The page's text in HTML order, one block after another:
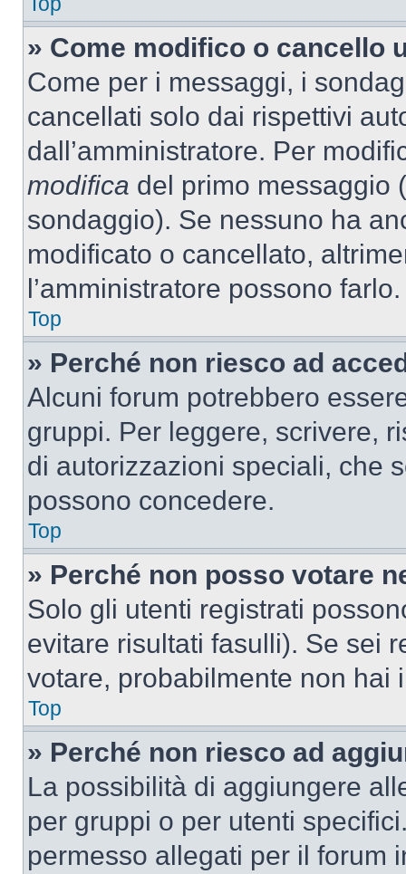
» Come modifico o cancello
Come per i messaggi, i
cancellati solo dai rispettivi
dall’amministratore. Per
modifica del primo messaggio
sondaggio). Se nessuno ha
modificato o cancellato,
l’amministratore possono farlo.
Top
» Perché non riesco ad
Alcuni forum potrebbero
gruppi. Per leggere, scrivere,
di autorizzazioni speciali, che
possono concedere.
Top
» Perché non posso votare
Solo gli utenti registrati
evitare risultati fasulli). Se sei
votare, probabilmente non hai
Top
» Perché non riesco ad
La possibilità di aggiungere
per gruppi o per utenti
permesso allegati per il forum